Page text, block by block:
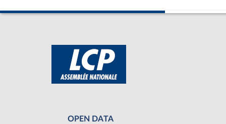
OPEN DATA